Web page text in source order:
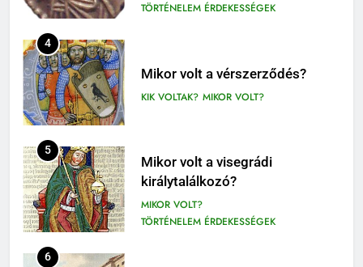
TÖRTÉNELEM ÉRDEKESSÉGEK
4
Mikor volt a vérszerződés?
KIK VOLTAK? MIKOR VOLT?
5
Mikor volt a visegrádi
királytalálkozó?
MIKOR VOLT?
TÖRTÉNELEM ÉRDEKESSÉGEK
6
1-4. OSZTÁLY OLVASÓNAPLÓ
olvasónapló
5. OSZTÁLY OLVASÓNAPLÓ
OLVASÓNAPLÓK